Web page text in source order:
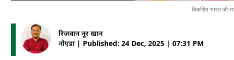
विकसित भारत जी
रिजवान नूर खान
नोएडा | Published: 24 Dec, 2025 | 07:31 PM